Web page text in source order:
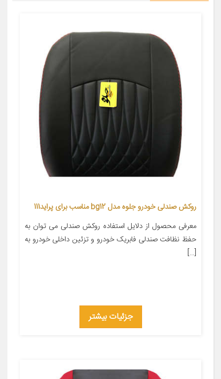
روکش صندلی خودرو جلوه مدل bg12 مناسب برای پراید111
معرفی محصول از دلایل استفاده روکش صندلی می توان به
حفظ نظافت صندلی فابریک خودرو و تزئین داخلی خودرو به
[…]
جزئیات بیشتر